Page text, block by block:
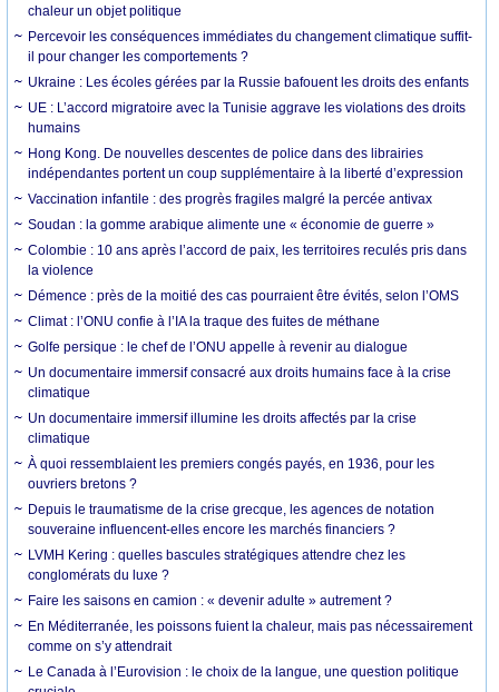
chaleur un objet politique
Percevoir les conséquences immédiates du changement climatique suffit-
il pour changer les comportements ?
Ukraine : Les écoles gérées par la Russie bafouent les droits des enfants
UE : L’accord migratoire avec la Tunisie aggrave les violations des droits
humains
Hong Kong. De nouvelles descentes de police dans des librairies
indépendantes portent un coup supplémentaire à la liberté d’expression
Vaccination infantile : des progrès fragiles malgré la percée antivax
Soudan : la gomme arabique alimente une « économie de guerre »
Colombie : 10 ans après l’accord de paix, les territoires reculés pris dans
la violence
Démence : près de la moitié des cas pourraient être évités, selon l’OMS
Climat : l’ONU confie à l’IA la traque des fuites de méthane
Golfe persique : le chef de l’ONU appelle à revenir au dialogue
Un documentaire immersif consacré aux droits humains face à la crise
climatique
Un documentaire immersif illumine les droits affectés par la crise
climatique
À quoi ressemblaient les premiers congés payés, en 1936, pour les
ouvriers bretons ?
Depuis le traumatisme de la crise grecque, les agences de notation
souveraine influencent-elles encore les marchés financiers ?
LVMH Kering : quelles bascules stratégiques attendre chez les
conglomérats du luxe ?
Faire les saisons en camion : « devenir adulte » autrement ?
En Méditerranée, les poissons fuient la chaleur, mais pas nécessairement
comme on s’y attendrait
Le Canada à l’Eurovision : le choix de la langue, une question politique